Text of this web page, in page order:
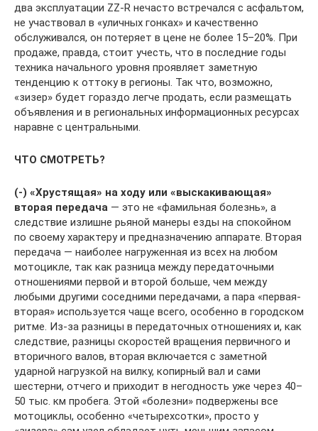
два эксплуатации ZZ-R нечасто встречался с асфальтом,
не участвовал в «уличных гонках» и качественно
обслуживался, он потеряет в цене не более 15–20%. При
продаже, правда, стоит учесть, что в последние годы
техника начального уровня проявляет заметную
тенденцию к оттоку в регионы. Так что, возможно,
«зизер» будет гораздо легче продать, если размещать
объявления и в региональных информационных ресурсах
наравне с центральными.
ЧТО СМОТРЕТЬ?
(-) «Хрустящая» на ходу или «выскакивающая»
вторая передача — это не «фамильная болезнь», а
следствие излишне рьяной манеры езды на спокойном
по своему характеру и предназначению аппарате. Вторая
передача — наиболее нагруженная из всех на любом
мотоцикле, так как разница между передаточными
отношениями первой и второй больше, чем между
любыми другими соседними передачами, а пара «первая-
вторая» используется чаще всего, особенно в городском
ритме. Из-за разницы в передаточных отношениях и, как
следствие, разницы скоростей вращения первичного и
вторичного валов, вторая включается с заметной
ударной нагрузкой на вилку, копирный вал и сами
шестерни, отчего и приходит в негодность уже через 40–
50 тыс. км пробега. Этой «болезни» подвержены все
мотоциклы, особенно «четырехсотки», просто у